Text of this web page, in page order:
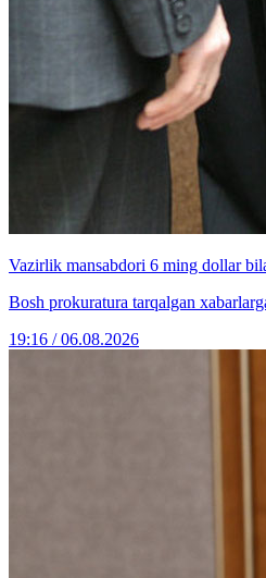
Vazirlik mansabdori 6 ming dollar
Bosh prokuratura tarqalgan
19:16 / 06.08.2026